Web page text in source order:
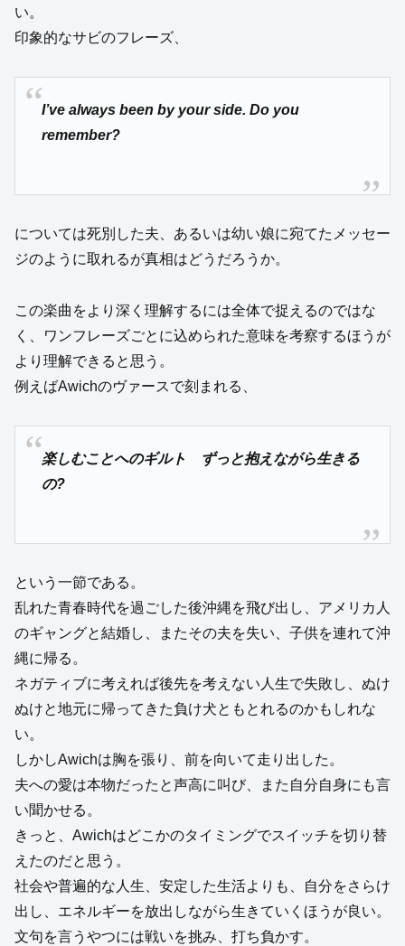
い。
印象的なサビのフレーズ、
I’ve always been by your side. Do you
remember?
については死別した夫、あるいは幼い娘に宛てたメッセー
ジのように取れるが真相はどうだろうか。
この楽曲をより深く理解するには全体で捉えるのではな
く、ワンフレーズごとに込められた意味を考察するほうが
より理解できると思う。
例えばAwichのヴァースで刻まれる、
楽しむことへのギルト ずっと抱えながら生きる
の?
という一節である。
乱れた青春時代を過ごした後沖縄を飛び出し、アメリカ人
のギャングと結婚し、またその夫を失い、子供を連れて沖
縄に帰る。
ネガティブに考えれば後先を考えない人生で失敗し、ぬけ
ぬけと地元に帰ってきた負け犬ともとれるのかもしれな
い。
しかしAwichは胸を張り、前を向いて走り出した。
夫への愛は本物だったと声高に叫び、また自分自身にも言
い聞かせる。
きっと、Awichはどこかのタイミングでスイッチを切り替
えたのだと思う。
社会や普遍的な人生、安定した生活よりも、自分をさらけ
出し、エネルギーを放出しながら生きていくほうが良い。
文句を言うやつには戦いを挑み、打ち負かす。